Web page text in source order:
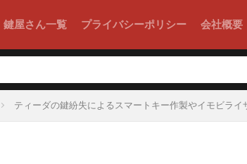
鍵屋さん一覧 プライバシーポリシー 会社概要
ティーダの鍵紛失によるスマートキー作製やイモビライ